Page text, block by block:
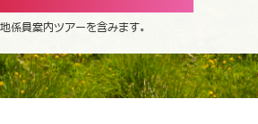
係員案内ツアーを含みます。